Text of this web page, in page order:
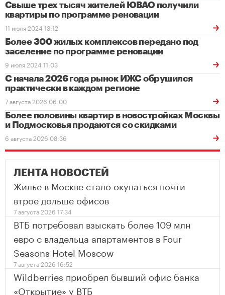
Свыше трех тысяч жителей ЮВАО получили
квартиры по программе реновации
11 июля 2024 13:12
Более 300 жилых комплексов передано под
заселение по программе реновации
9 июля 2024 11:03
С начала 2026 года рынок ИЖС обрушился
практически в каждом регионе
7 августа 2026 06:00
Более половины квартир в новостройках Москвы
и Подмосковья продаются со скидками
6 августа 2026 08:36
ЛЕНТА НОВОСТЕЙ
Жилье в Москве стало окупаться почти
втрое дольше офисов
7 августа 2026 17:34
ВТБ потребовал взыскать более 109 млн
евро с владельца апартаментов в Four
Seasons Hotel Moscow
7 августа 2026 16:52
Wildberries приобрел бывший офис банка
«Открытие» у ВТБ